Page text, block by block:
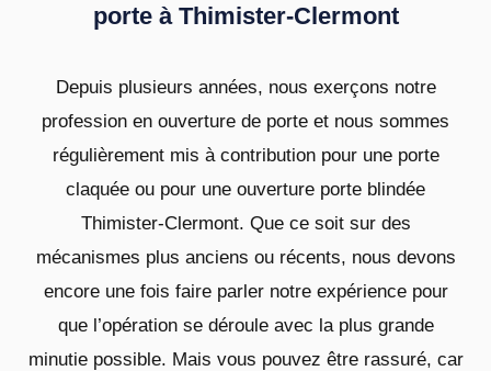
porte à Thimister-Clermont
Depuis plusieurs années, nous exerçons notre
profession en ouverture de porte et nous sommes
régulièrement mis à contribution pour une porte
claquée ou pour une ouverture porte blindée
Thimister-Clermont. Que ce soit sur des
mécanismes plus anciens ou récents, nous devons
encore une fois faire parler notre expérience pour
que l’opération se déroule avec la plus grande
minutie possible. Mais vous pouvez être rassuré, car